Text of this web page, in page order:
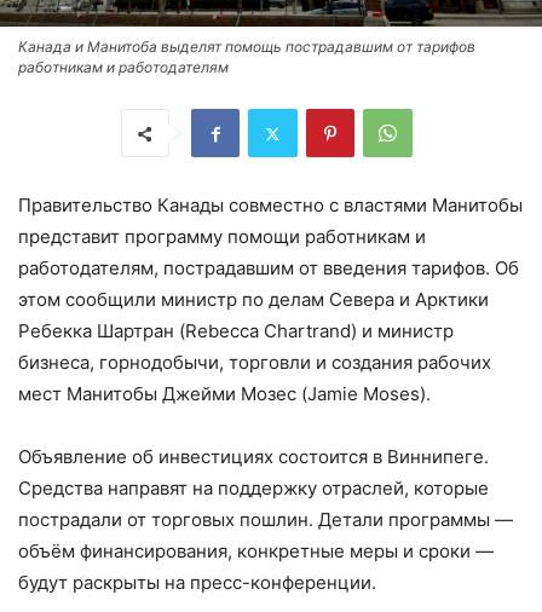
Канада и Манитоба выделят помощь пострадавшим от тарифов
работникам и работодателям
Правительство Канады совместно с властями Манитобы
представит программу помощи работникам и
работодателям, пострадавшим от введения тарифов. Об
этом сообщили министр по делам Севера и Арктики
Ребекка Шартран (Rebecca Chartrand) и министр
бизнеса, горнодобычи, торговли и создания рабочих
мест Манитобы Джейми Мозес (Jamie Moses).
Объявление об инвестициях состоится в Виннипеге.
Средства направят на поддержку отраслей, которые
пострадали от торговых пошлин. Детали программы —
объём финансирования, конкретные меры и сроки —
будут раскрыты на пресс-конференции.